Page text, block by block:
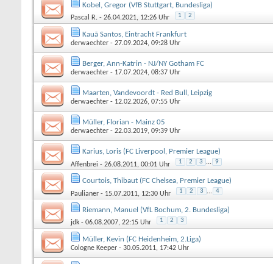
Kobel, Gregor (VfB Stuttgart, Bundesliga)
Pascal R. - 26.04.2021, 12:26 Uhr 1 2
Kauã Santos, Eintracht Frankfurt
derwaechter - 27.09.2024, 09:28 Uhr
Berger, Ann-Katrin - NJ/NY Gotham FC
derwaechter - 17.07.2024, 08:37 Uhr
Maarten, Vandevoordt - Red Bull, Leipzig
derwaechter - 12.02.2026, 07:55 Uhr
Müller, Florian - Mainz 05
derwaechter - 22.03.2019, 09:39 Uhr
Karius, Loris (FC Liverpool, Premier League)
Affenbrei - 26.08.2011, 00:01 Uhr 1 2 3 ... 9
Courtois, Thibaut (FC Chelsea, Premier League)
Paulianer - 15.07.2011, 12:30 Uhr 1 2 3 ... 4
Riemann, Manuel (VfL Bochum, 2. Bundesliga)
jdk - 06.08.2007, 22:15 Uhr 1 2 3
Müller, Kevin (FC Heidenheim, 2.Liga)
Cologne Keeper - 30.05.2011, 17:42 Uhr